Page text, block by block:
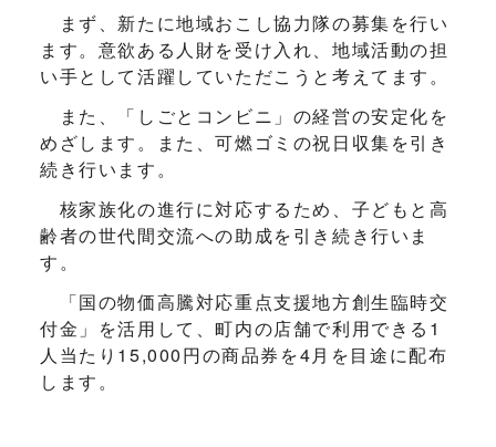
まず、新たに地域おこし協力隊の募集を行い
ます。意欲ある人財を受け入れ、地域活動の担
い手として活躍していただこうと考えてます。
また、「しごとコンビニ」の経営の安定化を
めざします。また、可燃ゴミの祝日収集を引き
続き行います。
核家族化の進行に対応するため、子どもと高
齢者の世代間交流への助成を引き続き行いま
す。
「国の物価高騰対応重点支援地方創生臨時交
付金」を活用して、町内の店舗で利用できる1
人当たり15,000円の商品券を4月を目途に配布
します。